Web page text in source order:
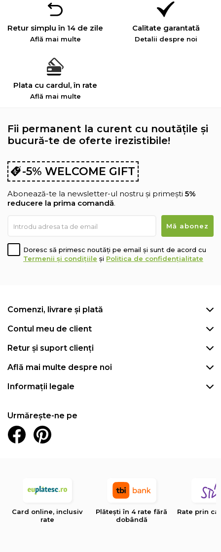
Retur simplu în 14 de zile
Află mai multe
Calitate garantată
Detalii despre noi
Plata cu cardul, în rate
Află mai multe
Fii permanent la curent cu noutățile și
bucură-te de oferte irezistibile!
-5% WELCOME GIFT
Abonează-te la newsletter-ul nostru și primești 5%
reducere la prima comandă.
Doresc să primesc noutăți pe email și sunt de acord cu
Termenii și condițiile și Politica de confidențialitate
Comenzi, livrare și plată
Contul meu de client
Retur și suport clienți
Află mai multe despre noi
Informații legale
Urmărește-ne pe
Card online, inclusiv
rate
Plătești în 4 rate fără
dobândă
Rate prin